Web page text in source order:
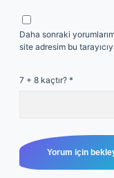
Daha sonraki
site adresim bu
7 + 8 kaçtır? *